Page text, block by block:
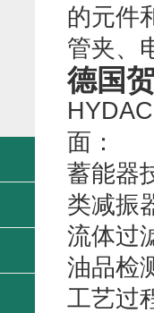
的元件
管夹、
德国
面：
蓄能器
类减振
流体过
油品检
工艺过